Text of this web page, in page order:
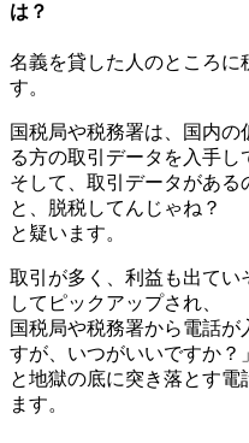
は？
名義を貸した人のところに
す。
国税局や税務署は、国内
る方の取引データを入手し
そして、取引データがある
と、脱税してんじゃね？
と疑います。
取引が多く、利益も出てい
してピックアップされ、
国税局や税務署から電話
すが、いつがいいですか？」
と地獄の底に突き落とす電
ます。